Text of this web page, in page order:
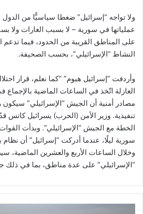
ولا تواجه “إسرائيل” ضغطا سياسيًّا من الدول
عملياتها في سورية – لا بسبب الغارات ولا
على المناطق القريبة من الحدود، فيما تدعم
النشاط “الإسرائيلي”، بحسب الصحيفة.
وأردفت “إسرائيل هيوم” “كما نعلم، قرار
العازلة اتّخذ في الساعات الماضية بالإجماع
مصادر أمنية أن الجيش “الإسرائيلي” سيكون
تنفيذية. وزير الأمن (الحرب) يسرائيل كاتس
الخطة مع الجيش “الإسرائيلي”. وبدأت
سورية ليلًا، عندما أدركت “إسرائيل” أن
وخلال الساعات الأربع والعشرين الماضية،
“الإسرائيلي” على عدة مناطق، بما في ذلك